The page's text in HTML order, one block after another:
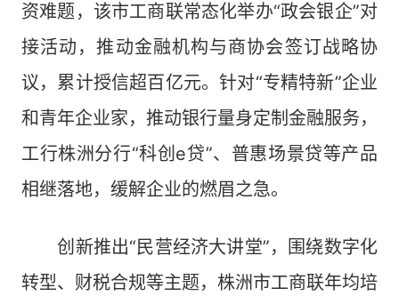
资难题，该市工商联常态化举办“政会银企”对
接活动，推动金融机构与商协会签订战略协
议，累计授信超百亿元。针对“专精特新”企业
和青年企业家，推动银行量身定制金融服务，
工行株洲分行“科创e贷”、普惠场景贷等产品
相继落地，缓解企业的燃眉之急。
创新推出“民营经济大讲堂”，围绕数字化
转型、财税合规等主题，株洲市工商联年均培